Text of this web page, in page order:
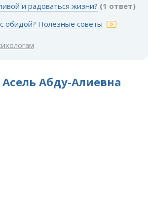
и радоваться жизни? (1 ответ)
с обидой? Полезные советы
Абду-Алиевна